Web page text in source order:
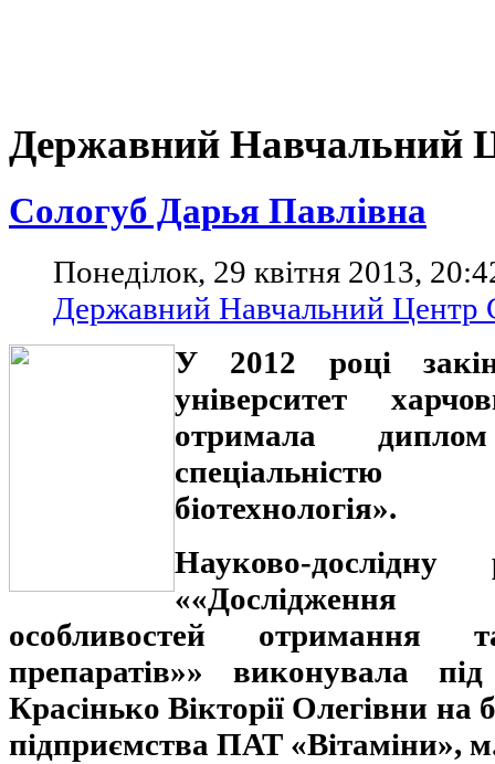
Державний Навчальний
Сологуб Дарья Павлівна
Понеділок, 29 квітня 2013,
Державний Навчальний Центр
У 2012 році
університет
отримала
спеціальністю
біотехнологія».
Науково-
особливостей отримання
препаратів»» виконувала
Красінько Вікторії Олегівни на
підприємства ПАТ «Вітаміни»,